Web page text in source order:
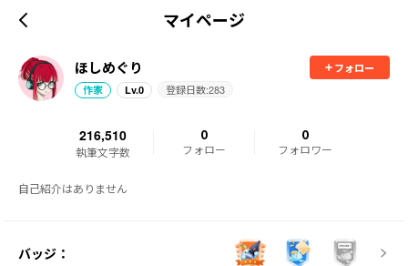
マイページ
ほしめぐり
フォロー
作家
Lv.0 登録日数:283
216,510
執筆文字数
0
フォロー
0
フォロワー
自己紹介はありません
バッジ：